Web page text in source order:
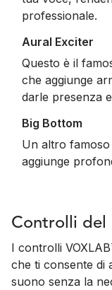
professionale.
Aural Exciter
Questo è il
che aggiunge
darle presenza
Big Bottom
Un altro
aggiunge
Controlli del
I controlli
che ti consente di
suono senza la